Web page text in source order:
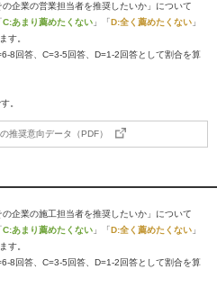
企業の営業担当者を推奨したいか」について
C:あまり薦めたくない 」「D:全く薦めたくない 」
す。
8回答、C=3-5回答、D=1-2回答として割合を算
。
推奨意向データ（PDF）
企業の施工担当者を推奨したいか」について
C:あまり薦めたくない 」「D:全く薦めたくない 」
す。
8回答、C=3-5回答、D=1-2回答として割合を算